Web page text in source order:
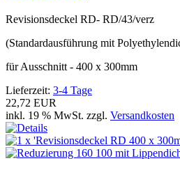
Revisionsdeckel RD- RD/43/verz
(Standardausführung mit
für Ausschnitt - 400 x 300mm
Lieferzeit: 3-4 Tage
22,72 EUR
inkl. 19 % MwSt. zzgl. Versandkosten